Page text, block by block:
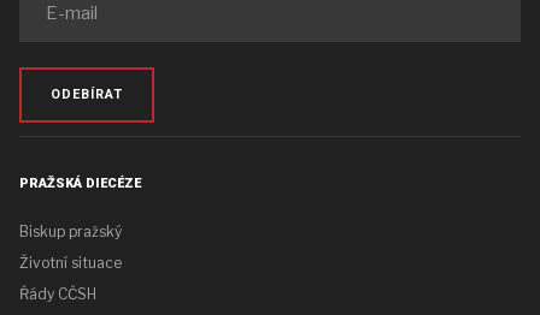
ODEBÍRAT
PRAŽSKÁ DIECÉZE
Biskup pražský
Životní situace
Řády CČSH